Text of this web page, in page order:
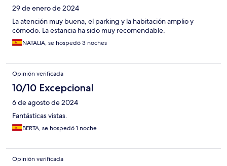
29 de enero de 2024
La atención muy buena, el parking y la habitación amplio y
cómodo. La estancia ha sido muy recomendable.
NATALIA, se hospedó 3 noches
Opinión verificada
10/10 Excepcional
6 de agosto de 2024
Fantásticas vistas.
BERTA, se hospedó 1 noche
Opinión verificada